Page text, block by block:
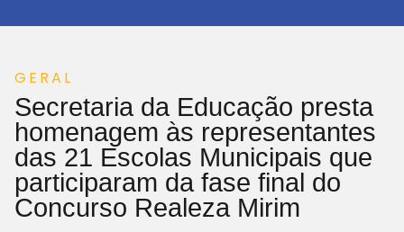
GERAL
Secretaria da Educação presta
homenagem às representantes
das 21 Escolas Municipais que
participaram da fase final do
Concurso Realeza Mirim